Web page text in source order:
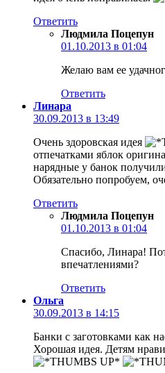
Ответить
Людмила Поцепун
01.10.2013 в 01:04
Желаю вам ее
Ответить
Линара
30.09.2013 в 13:49
Очень здоровская идея
отпечатками яблок
нарядные у банок
Обязательно попробуем,
Ответить
Людмила Поцепун
01.10.2013 в 01:04
Спасибо, Линара!
впечатлениями?
Ответить
Ольга
30.09.2013 в 14:15
Банки с заготовками как
Хорошая идея. Детям